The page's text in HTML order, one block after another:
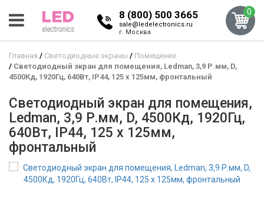
8 (800) 500 3665
sale@ledelectronics.ru
г. Москва
0
Главная Светодиодные экраны
Помещение
Светодиодный экран для помещения, Ledman, 3,9 Р.мм, D,
4500Кд, 1920Гц, 640Вт, IP44, 125 x 125мм, фронтальный
Светодиодный экран для помещения,
Ledman, 3,9 Р.мм, D, 4500Кд, 1920Гц,
640Вт, IP44, 125 x 125мм,
фронтальный